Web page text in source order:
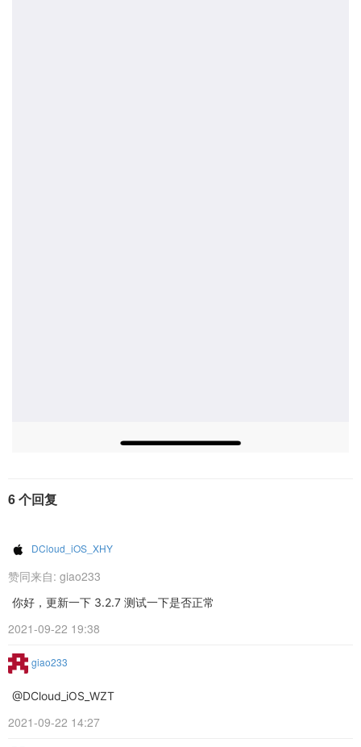
6 个回复
DCloud_iOS_XHY
赞同来自: giao233
你好，更新一下 3.2.7 测试一下是否正常
2021-09-22 19:38
giao233
@DCloud_iOS_WZT
2021-09-22 14:27